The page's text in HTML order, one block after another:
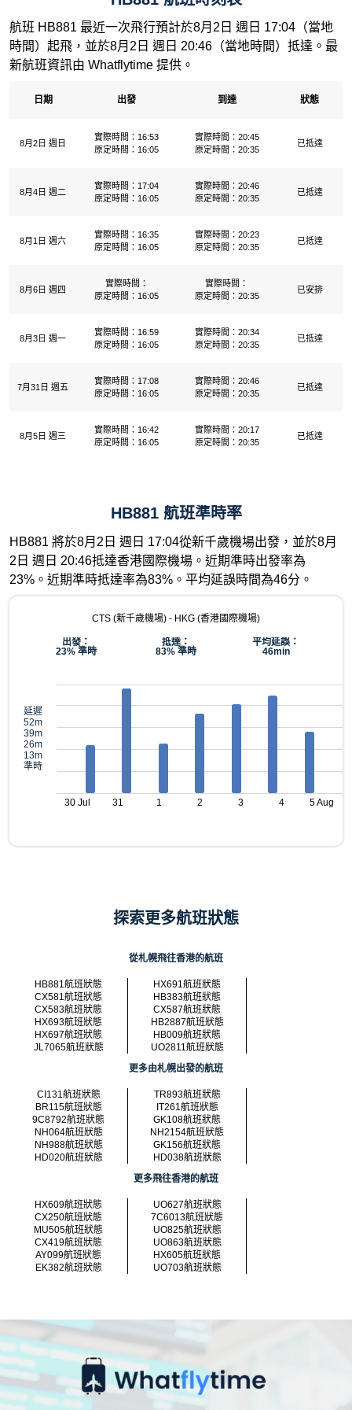
航班 HB881 最近一次飛行預計於8月2日 週日 17:04（當地
時間）起飛，並於8月2日 週日 20:46（當地時間）抵達。最
新航班資訊由 Whatflytime 提供。
日期 出發 到達 狀態
8月2日 週日
實際時間：16:53
原定時間：16:05
實際時間：20:45
原定時間：20:35
已抵達
8月4日 週二
實際時間：17:04
原定時間：16:05
實際時間：20:46
原定時間：20:35
已抵達
8月1日 週六
實際時間：16:35
原定時間：16:05
實際時間：20:23
原定時間：20:35
已抵達
8月6日 週四
實際時間：
原定時間：16:05
實際時間：
原定時間：20:35
已安排
8月3日 週一
實際時間：16:59
原定時間：16:05
實際時間：20:34
原定時間：20:35
已抵達
7月31日 週五
實際時間：17:08
原定時間：16:05
實際時間：20:46
原定時間：20:35
已抵達
8月5日 週三
實際時間：16:42
原定時間：16:05
實際時間：20:17
原定時間：20:35
已抵達
HB881 航班準時率
HB881 將於8月2日 週日 17:04從新千歲機場出發，並於8月
2日 週日 20:46抵達香港國際機場。近期準時出發率為
23%。近期準時抵達率為83%。平均延誤時間為46分。
CTS (新千歲機場) - HKG (香港國際機場)
出發：
23% 準時
抵達：
83% 準時
平均延誤：
46min
延遲
52m
39m
26m
13m
準時
30 Jul 31 1 2 3 4 5 Aug
探索更多航班狀態
從札幌飛往香港的航班
HB881航班狀態
HX691航班狀態
CX581航班狀態
HB383航班狀態
CX583航班狀態
CX587航班狀態
HX693航班狀態
HB2887航班狀態
HX697航班狀態
HB009航班狀態
JL7065航班狀態
UO2811航班狀態
更多由札幌出發的航班
CI131航班狀態
TR893航班狀態
BR115航班狀態
IT261航班狀態
9C8792航班狀態
GK108航班狀態
NH064航班狀態
NH2154航班狀態
NH988航班狀態
GK156航班狀態
HD020航班狀態
HD038航班狀態
更多飛往香港的航班
HX609航班狀態
UO627航班狀態
CX250航班狀態
7C6013航班狀態
MU505航班狀態
UO825航班狀態
CX419航班狀態
UO863航班狀態
AY099航班狀態
HX605航班狀態
EK382航班狀態
UO703航班狀態